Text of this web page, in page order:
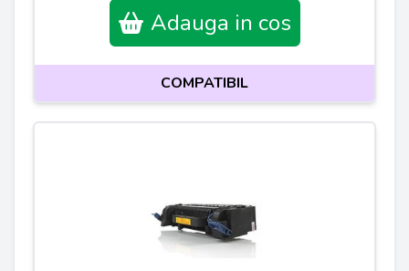
Adauga in cos
COMPATIBIL